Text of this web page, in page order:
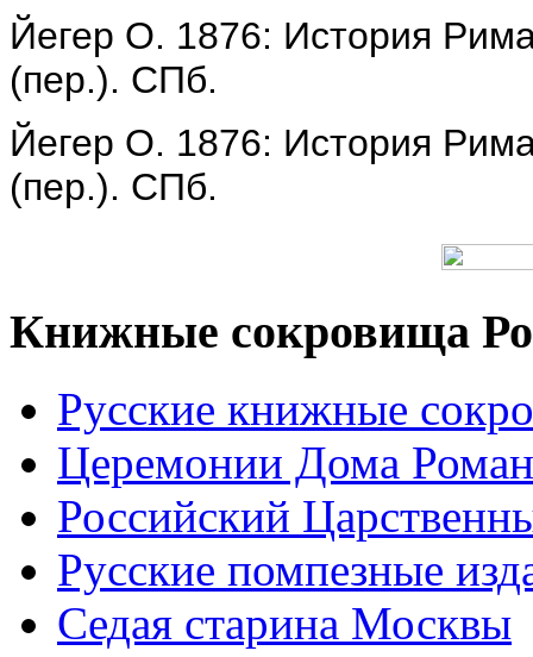
Йегер О. 1876: История
(пер.). СПб.
Йегер О. 1876: История
(пер.). СПб.
Книжные сокровища
Русские книжные
Церемонии Дома
Российский
Русские помпезные
Седая старина Москвы